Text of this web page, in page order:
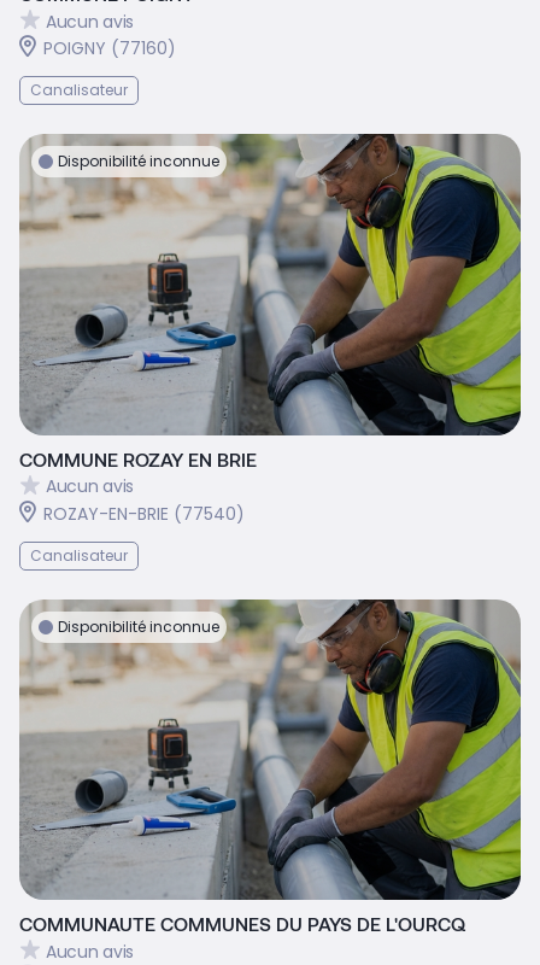
Aucun avis
POIGNY (77160)
Canalisateur
Disponibilité inconnue
COMMUNE ROZAY EN BRIE
Aucun avis
ROZAY-EN-BRIE (77540)
Canalisateur
Disponibilité inconnue
COMMUNAUTE COMMUNES DU PAYS DE L'OURCQ
Aucun avis